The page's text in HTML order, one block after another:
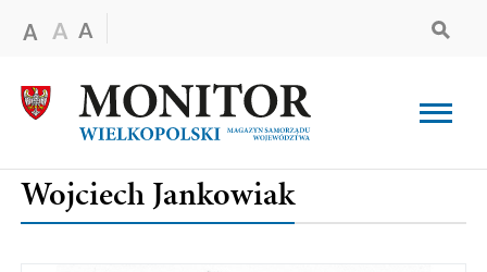
Wojciech Jankowiak